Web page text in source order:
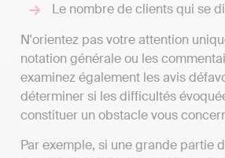
Le nombre de clients qui se
N'orientez pas votre attention
notation générale ou les
examinez également les avis
déterminer si les difficultés
constituer un obstacle vous
Par exemple, si une grande partie